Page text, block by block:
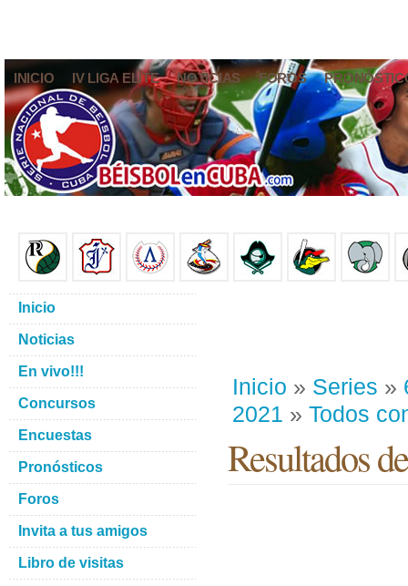
INICIO IV LIGA ELITE NOTICIAS FOROS
Inicio » Series »
2021 » Todos
Resultados
Inicio
Noticias
En vivo!!!
Concursos
Encuestas
Pronósticos
Foros
Invita a tus amigos
Libro de visitas